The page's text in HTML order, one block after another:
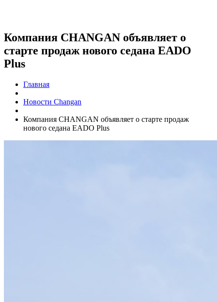
Компания CHANGAN объявляет о
старте продаж нового седана EADO
Plus
Главная
Новости Changan
Компания CHANGAN объявляет о старте продаж
нового седана EADO Plus